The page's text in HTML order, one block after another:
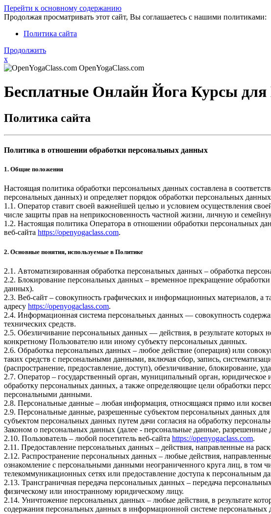
Перейти к основному содержанию
Продолжая просматривать этот сайт, Вы соглашаетесь с нашими политиками:
Политика сайта
Продолжить
x
OpenYogaClass.com
Бесплатные Онлайн Йога Курсы
Политика сайта
Политика в отношении обработки персональных данных
1. Общие положения
Настоящая политика обработки персональных данных составлена в
персональных данных) и определяет порядок обработки персональных
1.1. Оператор ставит своей важнейшей целью и условием осуществления
числе защиты прав на неприкосновенность частной жизни, личную и
1.2. Настоящая политика Оператора в отношении обработки персональных
веб-сайта https://openyogaclass.com.
2. Основные понятия, используемые в Политике
2.1. Автоматизированная обработка персональных данных – обработка
2.2. Блокирование персональных данных – временное прекращение
данных).
2.3. Веб-сайт – совокупность графических и информационных материалов,
адресу https://openyogaclass.com.
2.4. Информационная система персональных данных — совокупность
технических средств.
2.5. Обезличивание персональных данных — действия, в результате
конкретному Пользователю или иному субъекту персональных данных.
2.6. Обработка персональных данных – любое действие (операция) или
таких средств с персональными данными, включая сбор, запись,
(распространение, предоставление, доступ), обезличивание, блокирование,
2.7. Оператор – государственный орган, муниципальный орган,
обработку персональных данных, а также определяющие цели обработки
персональными данными.
2.8. Персональные данные – любая информация, относящаяся прямо или
2.9. Персональные данные, разрешенные субъектом персональных данных
субъектом персональных данных путем дачи согласия на обработку
Законом о персональных данных (далее - персональные данные, разрешенные
2.10. Пользователь – любой посетитель веб-сайта https://openyogaclass.com.
2.11. Предоставление персональных данных – действия, направленные на
2.12. Распространение персональных данных – любые действия,
ознакомление с персональными данными неограниченного круга лиц, в том
телекоммуникационных сетях или предоставление доступа к персональным
2.13. Трансграничная передача персональных данных – передача
физическому или иностранному юридическому лицу.
2.14. Уничтожение персональных данных – любые действия, в результате
содержания персональных данных в информационной системе